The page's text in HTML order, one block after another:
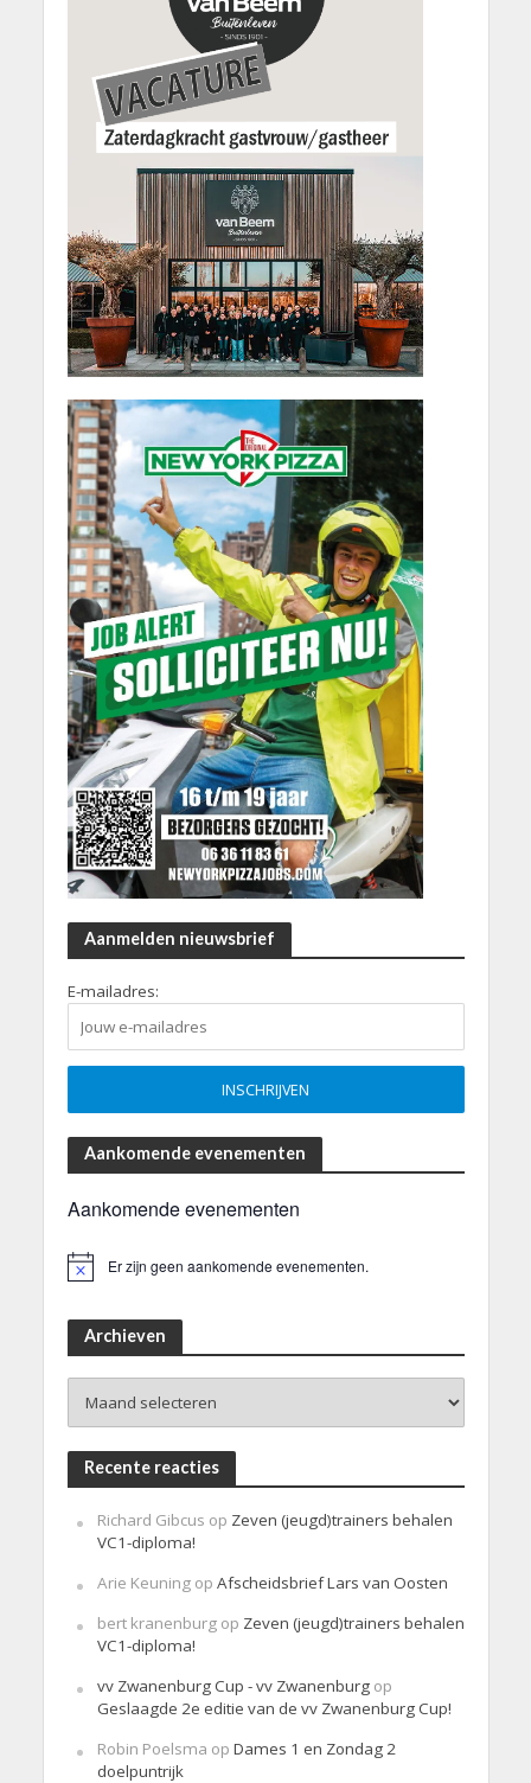
Aanmelden nieuwsbrief
E-mailadres:
Aankomende evenementen
Aankomende evenementen
Er zijn geen aankomende evenementen.
Archieven
Recente reacties
Richard Gibcus op Zeven (jeugd)trainers behalen
VC1-diploma!
Arie Keuningop Afscheidsbrief Lars van Oosten
bert kranenburgop Zeven (jeugd)trainers behalen
VC1-diploma!
vv Zwanenburg Cup - vv Zwanenburgop
Geslaagde 2e editie van de vv Zwanenburg Cup!
Robin Poelsma op Dames 1 en Zondag 2
doelpuntrijk